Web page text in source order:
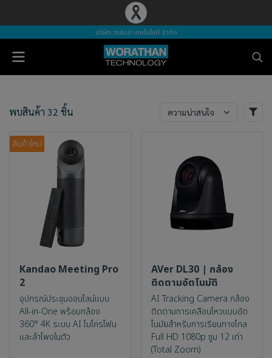
บริษัท วรธันย์ เทคโนโลยี จำกัด
พบสินค้า 32 ชิ้น ความน่าสนใจ
สินค้าใหม่
Kandao Meeting Pro
2
อุปกรณ์ประชุมออนไลน์แบบ
All-in-One พร้อมกล้อง
360° 4K ระบบ AI ไมโครโฟน
และลำโพงในตัว
AVer DL30 | กล้อง
ติดตามอัตโนมัติ
AI Tracking Camera กล้อง
ติดตามการเคลือนไหวแบบอัต
โนมัยสำหรับการเรียนทางไกล
Full HD 1080p ซูม 12 เท่า
(Total Zoom)